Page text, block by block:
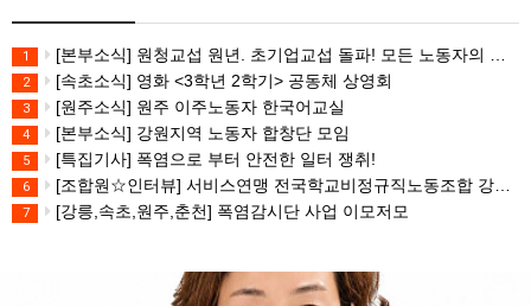
1 [본부소식] 원청교섭 원년. 초기업교섭 돌파! 모든 노동자의 노동기본권 쟁취! 민주노총 7.15 총파업대회
2 [속초소식] 영화 <3학년 2학기> 공동체 상영회
3 [원주소식] 원주 이주노동자 한국어교실
4 [본부소식] 강원지역 노동자 합창단 모임
5 [특집기사] 폭염으로 부터 안전한 일터 쟁취!
6 [조합원☆인터뷰] 서비스연맹 전국학교비정규직노동조합 강원지부 김유미 춘천지회장
7 [강릉,속초,원주,춘천] 폭염감시단 사업 이모저모